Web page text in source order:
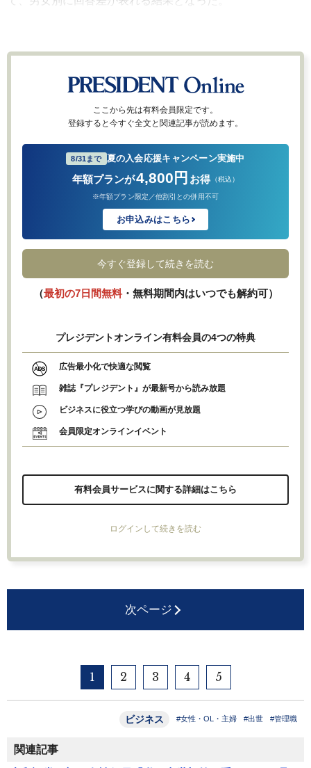
ここから先は有料会員限定です。
登録すると今すぐ全文と関連記事が読めます。
8/31まで 夏の入会応援キャンペーン実施中
年額プランが4,800円 お得 （税込）
※年額プラン限定／他割引との併用不可
お申込みはこちら
今すぐ登録して続きを読む
（最初の7日間無料・無料期間内はいつでも解約可）
プレジデントオンライン有料会員の4つの特典
広告最小化で快適な閲覧
雑誌『プレジデント』が最新号から読み放題
ビジネスに役立つ学びの動画が見放題
会員限定オンラインイベント
有料会員サービスに関する詳細はこちら
ログインして続きを読む
次ページ
1 2 3 4 5
ビジネス #女性・OL・主婦 #出世 #管理職
関連記事